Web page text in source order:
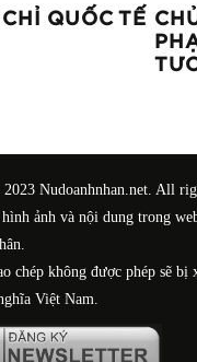
QUỐC TẾ
Nudoanhnhan.net. All
ảnh và nội dung trong
chép không được phép sẽ
Việt Nam.